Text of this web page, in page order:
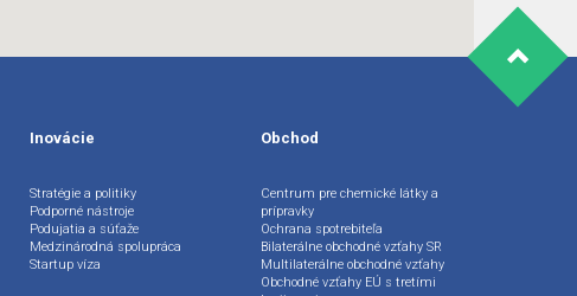
Inovácie
Stratégie a politiky
Podporné nástroje
Podujatia a súťaže
Medzinárodná spolupráca
Startup víza
Obchod
Centrum pre chemické látky a
prípravky
Ochrana spotrebiteľa
Bilaterálne obchodné vzťahy SR
Multilaterálne obchodné vzťahy
Obchodné vzťahy EÚ s tretími